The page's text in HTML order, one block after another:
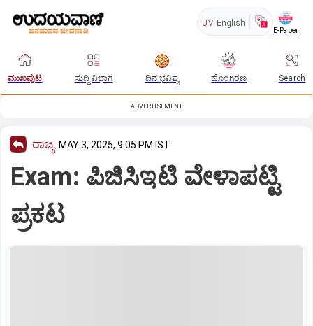
UV English
E-Paper
ಮುಖಪುಟ ಸುದ್ದಿ ವಿಭಾಗ ದಿನ ಭವಿಷ್ಯ ಹೊಂಗಿರಣ Search
ADVERTISEMENT
ರಾಜ್ಯ MAY 3, 2025, 9:05 PM IST
Exam: ಪಿಜಿಸಿಇಟಿ ವೇಳಾಪಟ್ಟಿ
ಪ್ರಕಟ